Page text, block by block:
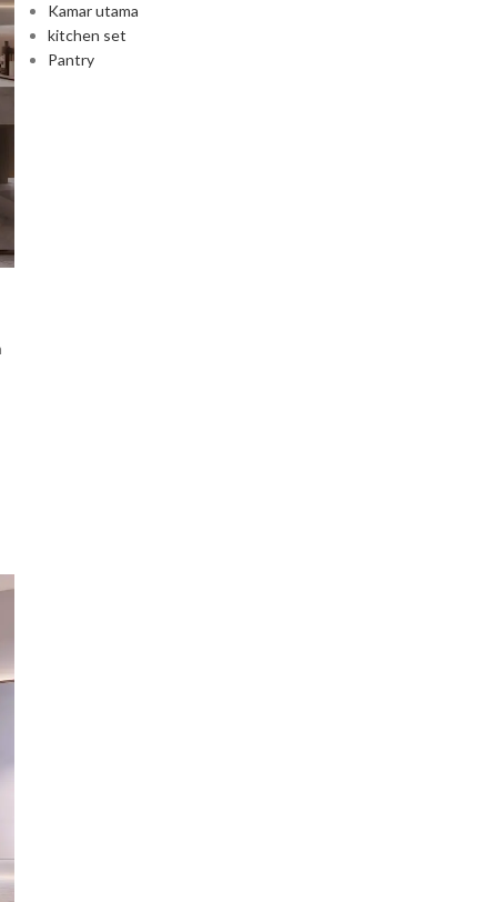
Kamar utama
kitchen set
Pantry